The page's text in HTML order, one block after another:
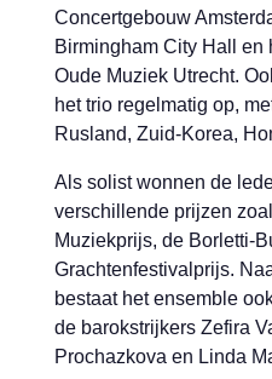
Concertgebouw
Birmingham City Hall en
Oude Muziek Utrecht.
het trio regelmatig op,
Rusland, Zuid-Korea,
Als solist wonnen de
verschillende prijzen
Muziekprijs, de Borletti-
Grachtenfestivalprijs.
bestaat het ensemble
de barokstrijkers Zefira
Prochazkova en Linda